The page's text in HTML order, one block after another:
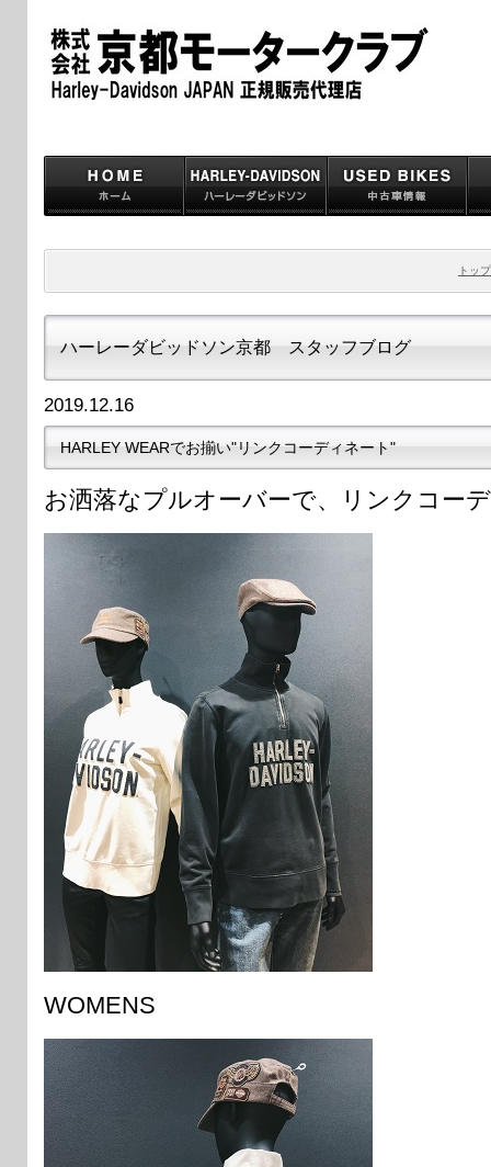
トッ
ハーレーダビッドソン京都 スタッフブログ
2019.12.16
HARLEY WEARでお揃い"リンクコーディネート"
お洒落なプルオーバーで、リンクコー
WOMENS